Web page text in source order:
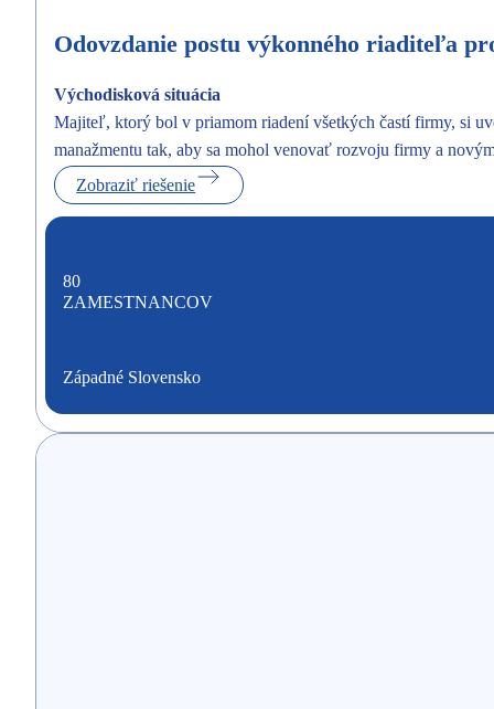
Odovzdanie postu výkonného riaditeľa
Východisková situácia
Majiteľ, ktorý bol v priamom riadení všetkých častí firmy, si
manažmentu tak, aby sa mohol venovať rozvoju firmy a
Zobraziť riešenie
80
ZAMESTNANCOV
Západné Slovensko